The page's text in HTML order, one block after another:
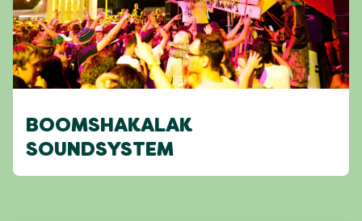
BOOMSHAKALAK
SOUNDSYSTEM